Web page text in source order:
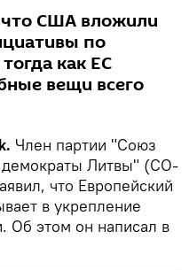
что США вложили
по
как ЕС
вещи всего
Член партии "Союз
демократы Литвы" (СО-
что Европейский
в укрепление
Об этом он написал в